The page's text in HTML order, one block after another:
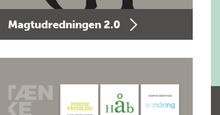
Magtudredningen 2.0